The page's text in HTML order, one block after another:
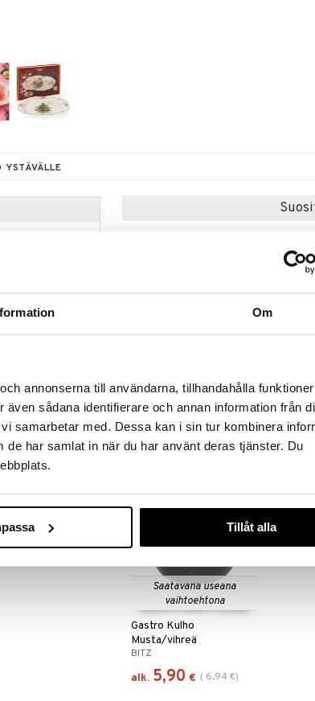
Om
annonserna till användarna, tillhandahålla
sådana identifierare och annan information från
samarbetar med. Dessa kan i sin tur kombinera
har samlat in när du har använt deras tjänster. Du
Tillåt alla
YSTÄVÄLLE
joulun vanhoilla
Tree on yhtä
Eva Kulho 24cm
BJØRN WIINBLAD
50,15
Flora
Bowl
TOKYO
13,90
Saatavana useana
vaihtoehtona
Gastro Kulho
Musta/vihreä
BITZ
alk. 5,90 € ( 6,94 €)
kampanja